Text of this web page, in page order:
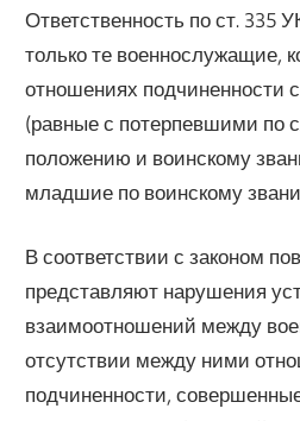
Ответственность по ст. 335
только те военнослужащие,
отношениях подчиненности
(равные с потерпевшими по
положению и воинскому
младшие по воинскому
В соответствии с законом
представляют нарушения
взаимоотношений между
отсутствии между ними
подчиненности,